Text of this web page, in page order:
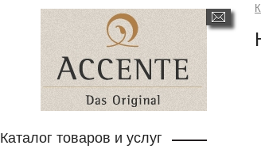
Каталог товаров и услуг